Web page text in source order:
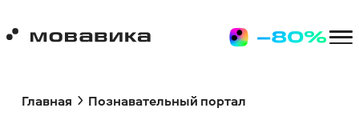
Главная Познавательный портал